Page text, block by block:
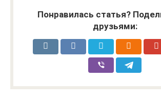
Понравилась статья?
друзьями: